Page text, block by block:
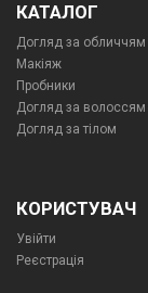
КАТАЛОГ
Догляд за обличчям
Макіяж
Пробники
Догляд за волоссям
Догляд за тілом
КОРИСТУВАЧ
Увійти
Реєстрація